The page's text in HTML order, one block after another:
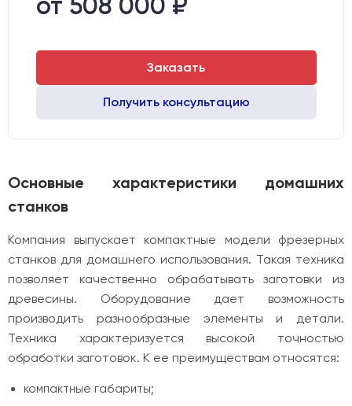
Двигатели:
Заказать
Получить консультацию
Основные характеристики домашних
станков
Компания выпускает компактные модели фрезерных
станков для домашнего использования. Такая техника
позволяет качественно обрабатывать заготовки из
древесины. Оборудование дает возможность
производить разнообразные элементы и детали.
Техника характеризуется высокой точностью
обработки заготовок. К ее преимуществам относятся:
компактные габариты;